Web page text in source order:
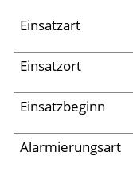
Einsätze
Archiv 2025
Archiv 2024
Archiv 2023
Archiv 2022
Einsatzart
Einsatzort
Einsatzbeginn
Alarmierungsart